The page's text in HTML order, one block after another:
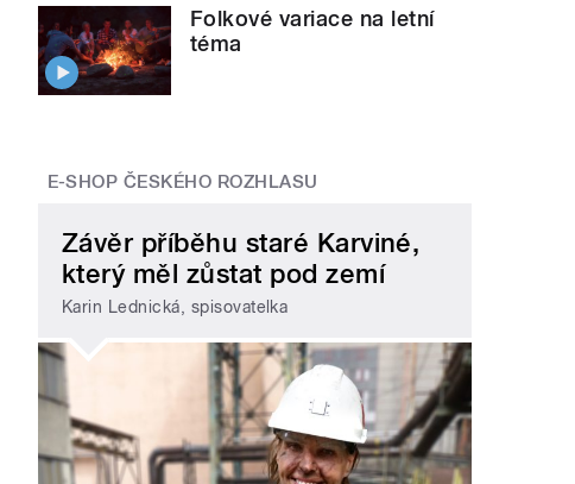
Folkové variace na letní
téma
E-SHOP ČESKÉHO ROZHLASU
Závěr příběhu staré Karviné,
který měl zůstat pod zemí
Karin Lednická, spisovatelka